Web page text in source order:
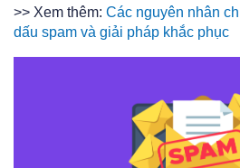
>> Xem thêm: Các nguyên nhân
dấu spam và giải pháp khắc phục